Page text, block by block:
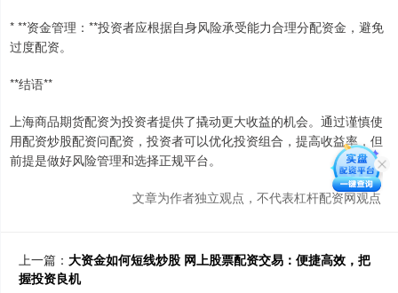
* **资金管理：**投资者应根据自身风险承受能力合理分配资金，避免
过度配资。
**结语**
上海商品期货配资为投资者提供了撬动更大收益的机会。通过谨慎使
用配资炒股配资问配资，投资者可以优化投资组合，提高收益率，但
前提是做好风险管理和选择正规平台。
文章为作者独立观点，不代表杠杆配资网观点
上一篇： 大资金如何短线炒股 网上股票配资交易：便捷高效，把
握投资良机